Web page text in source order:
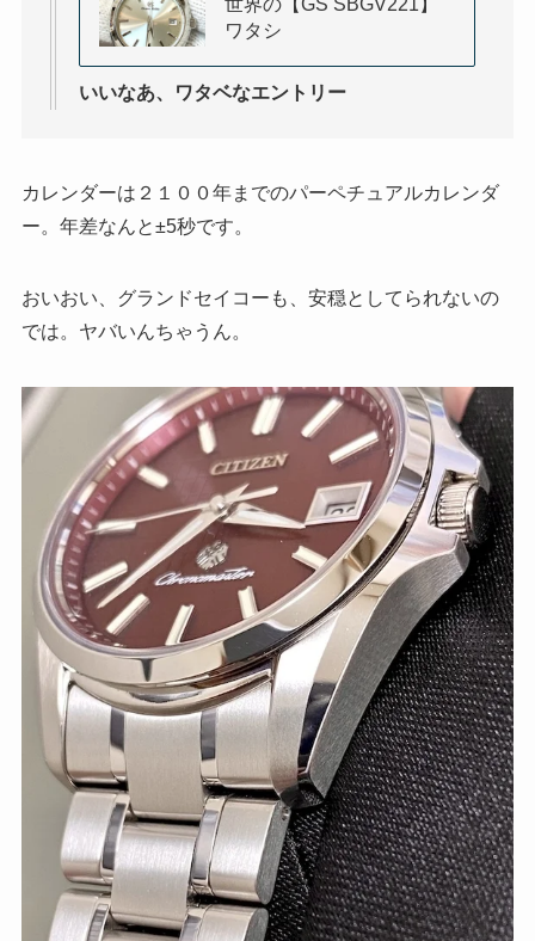
ワタシ
いいなあ、ワタベなエントリー
カレンダーは２１００年までのパーペチュアルカレンダ
ー。年差なんと±5秒です。
おいおい、グランドセイコーも、安穏としてられないの
では。ヤバいんちゃうん。